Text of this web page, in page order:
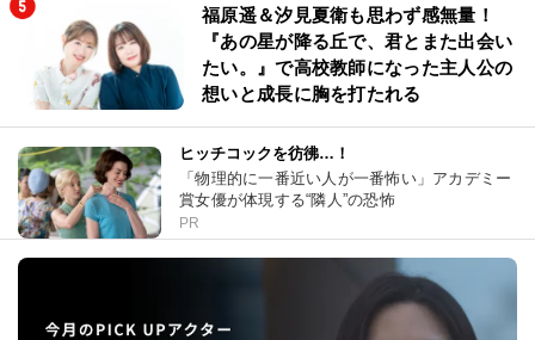
福原遥＆汐見夏衛も思わず感無量！
『あの星が降る丘で、君とまた出会い
たい。』で高校教師になった主人公の
想いと成長に胸を打たれる
ヒッチコックを彷彿…！
「物理的に一番近い人が一番怖い」アカデミー
賞女優が体現する“隣人”の恐怖
PR